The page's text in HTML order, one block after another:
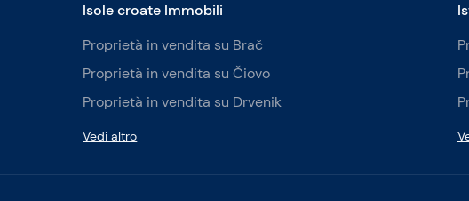
Isole croate Immobili
Proprietà in vendita su Brač
Proprietà in vendita su Čiovo
Proprietà in vendita su Drvenik
Vedi altro